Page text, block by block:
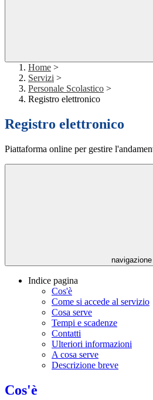
Home >
Servizi >
Personale Scolastico >
Registro elettronico
Registro elettronico
Piattaforma online per gestire
navigazione
Indice pagina
Cos'è
Come si accede al servizio
Cosa serve
Tempi e scadenze
Contatti
Ulteriori informazioni
A cosa serve
Descrizione breve
Cos'è